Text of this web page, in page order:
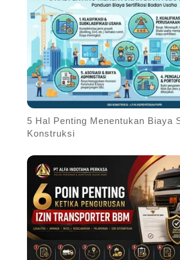
5 Hal Penting Menentukan Biaya
Konstruksi